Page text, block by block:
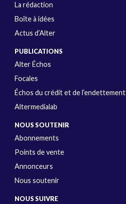
La rédaction
Boîte à idées
Actus d’Alter
PUBLICATIONS
Alter Échos
Focales
Échos du crédit et de l’endettement
Altermedialab
NOUS SOUTENIR
Abonnements
Points de vente
Annonceurs
Nous soutenir
NOUS SUIVRE